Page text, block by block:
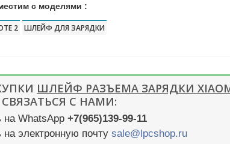
с моделями :
2 ШЛЕЙФ ДЛЯ ЗАРЯДКИ
ШЛЕЙФ РАЗЪЕМА ЗАРЯДКИ
С НАМИ:
на WhatsApp +7(965)139-99-11
на электронную почту sale@lpcshop.ru